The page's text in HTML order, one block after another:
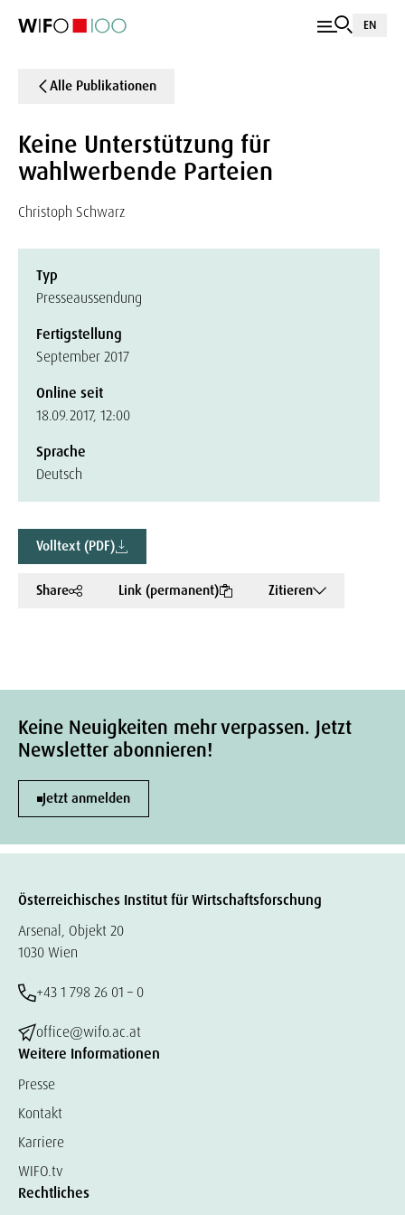
EN
Alle Publikationen
Keine Unterstützung für
wahlwerbende Parteien
Christoph Schwarz
Typ
Presseaussendung
Fertigstellung
September 2017
Online seit
18.09.2017, 12:00
Sprache
Deutsch
Volltext (PDF)
Share Link (permanent) Zitieren
Keine Neuigkeiten mehr verpassen. Jetzt
Newsletter abonnieren!
Jetzt anmelden
Österreichisches Institut für Wirtschaftsforschung
Arsenal, Objekt 20
1030 Wien
+43 1 798 26 01 – 0
office@wifo.ac.at
Weitere Informationen
Presse
Kontakt
Karriere
WIFO.tv
Rechtliches